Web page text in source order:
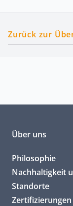
Zurück zur
Über uns
Philosophie
Nachhaltigkeit
Standorte
Zertifizierungen